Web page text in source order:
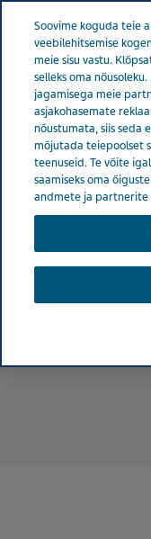
EESTI
Estonia Meie mõju
Soovime koguda teie
veebilehitsemise
meie sisu vastu.
selleks oma
jagamisega meie
asjakohasemate
nõustumata, siis seda
mõjutada teiepoolset
teenuseid. Te võite
saamiseks oma
andmete ja partnerite